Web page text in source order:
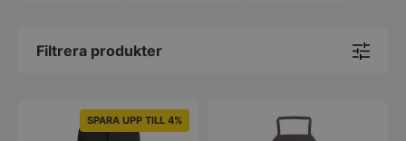
Filtrera produkter
SPARA UPP TILL 4%